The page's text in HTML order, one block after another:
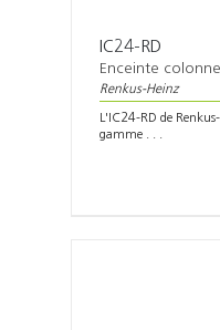
IC24-RD
Enceinte
Renkus-Heinz
L'IC24-RD de
gamme . . .